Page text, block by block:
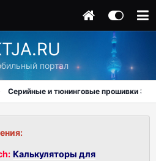
портал
Серийные и тюнинговые прошивки ЭБУ
Калькуляторы для